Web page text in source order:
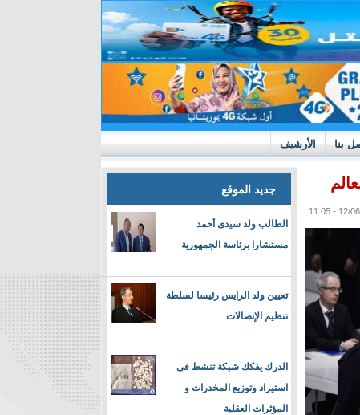
بنا الأرشيف
جديد الموقع
الطالب ولد سيدى أحمد
مستشارا برئاسة الجمهورية
تعيين ولد الرايس رئيسا لسلطة
تنظيم الإتصالات
الدرك يفكك شبكة تنشط فى
استيراد وتوزيع المخدرات و
المؤثرات العقلية